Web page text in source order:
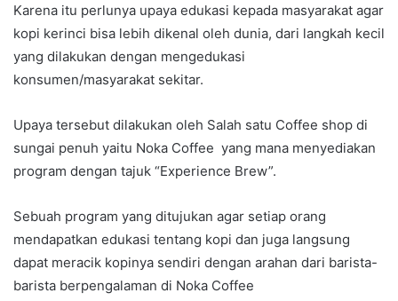
Karena itu perlunya upaya edukasi kepada masyarakat agar
kopi kerinci bisa lebih dikenal oleh dunia, dari langkah kecil
yang dilakukan dengan mengedukasi
konsumen/masyarakat sekitar.
Upaya tersebut dilakukan oleh Salah satu Coffee shop di
sungai penuh yaitu Noka Coffee yang mana menyediakan
program dengan tajuk “Experience Brew”.
Sebuah program yang ditujukan agar setiap orang
mendapatkan edukasi tentang kopi dan juga langsung
dapat meracik kopinya sendiri dengan arahan dari barista-
barista berpengalaman di Noka Coffee